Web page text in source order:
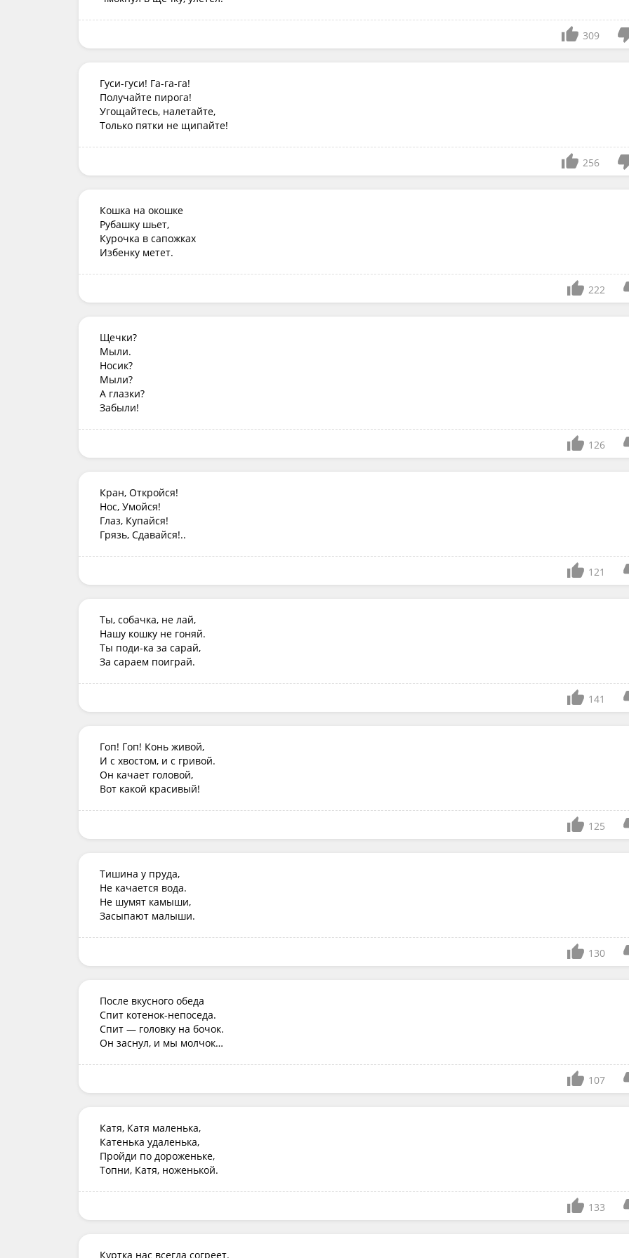
309
Гуси-гуси! Га-га-га!
Получайте пирога!
Угощайтесь, налетайте,
Только пятки не щипайте!
256
Кошка на окошке
Рубашку шьет,
Курочка в сапожках
Избенку метет.
222
Щечки?
Мыли.
Носик?
Мыли?
А глазки?
Забыли!
126
Кран, Откройся!
Нос, Умойся!
Глаз, Купайся!
121
Ты, собачка, не лай,
Нашу кошку не гоняй.
Ты поди-ка за сарай,
За сараем поиграй.
141
Гоп! Гоп! Конь живой,
И с хвостом, и с гривой.
Он качает головой,
Вот какой красивый!
125
Тишина у пруда,
Не качается вода.
Не шумят камыши,
Засыпают малыши.
130
После вкусного обеда
Спит котенок-непоседа.
Спит — головку на бочок.
Он заснул, и мы молчок…
107
Катя, Катя маленька,
Катенька удаленька,
Пройди по дороженьке,
Топни, Катя, ноженькой.
133
Куртка нас всегда согреет.